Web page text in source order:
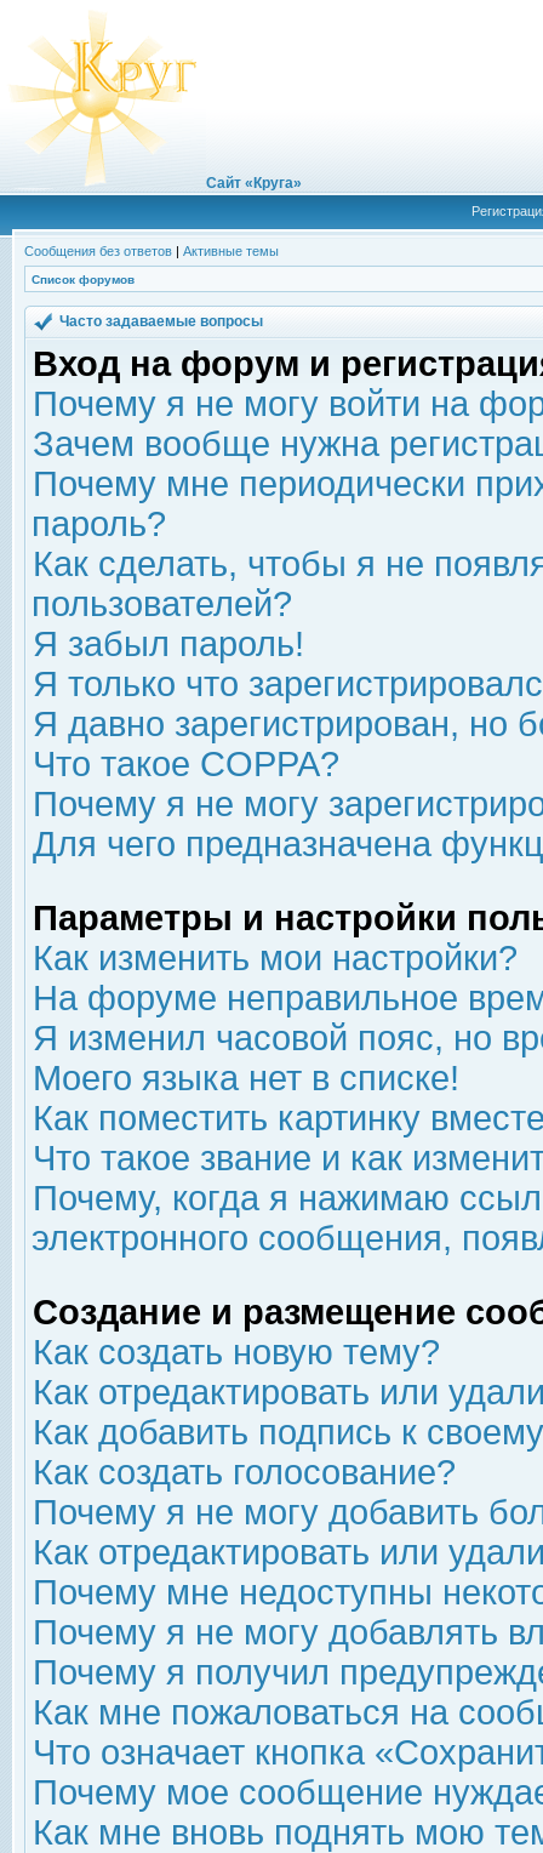
Сайт «Круга»
Сообщения без ответов | Активные темы
Список форумов
Часто задаваемые вопросы
Вход на форум и
Почему я не могу войти на
Зачем вообще нужна
Почему мне периодически
пароль?
Как сделать, чтобы я не
пользователей?
Я забыл пароль!
Я только что
Я давно зарегистрирован, но
Что такое COPPA?
Почему я не могу
Для чего предназначена
Параметры и настройки
Как изменить мои настройки?
На форуме неправильное
Я изменил часовой пояс, но
Моего языка нет в списке!
Как поместить картинку
Что такое звание и как
Почему, когда я нажимаю
электронного сообщения,
Создание и размещение
Как создать новую тему?
Как отредактировать или
Как добавить подпись к
Как создать голосование?
Почему я не могу добавить
Как отредактировать или
Почему мне недоступны
Почему я не могу добавлять
Почему я получил
Как мне пожаловаться на
Что означает кнопка
Почему мое сообщение
Как мне вновь поднять мою